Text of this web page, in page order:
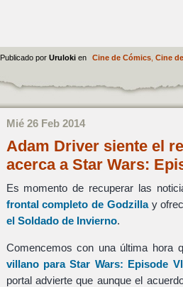
Publicado por Uruloki en Cine de Cómics, Cine
Mié 26 Feb 2014
Adam Driver siente el
acerca a Star Wars:
Es momento de recuperar las
frontal completo de Godzillay
el Soldado de Invierno.
Comencemos con una última hora
villano paraStar Wars: Episode
portal advierte que aunque el